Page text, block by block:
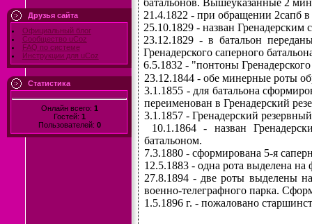
Друзья сайта
Официальный блог
Сообщество uCoz
FAQ по системе
Инструкции для uCoz
Статистика
Онлайн всего: 1
Гостей: 1
Пользователей: 0
21.4.1822 - при обращении 2сапб
25.10.1829 - назван Гренадерским
23.12.1829 - в батальон
Гренадерского саперного
6.5.1832 - "понтоны
23.12.1844 - обе минерные роты
3.1.1855 - для батальона
переименован в Гренадерский
3.1.1857 - Гренадерский
10.1.1864 - назван
батальоном.
7.3.1880 - сформирована 5-я
12.5.1883 - одна рота выделена
27.8.1894 - две роты выделены
военно-телеграфного парка.
1.5.1896 г. - пожаловано